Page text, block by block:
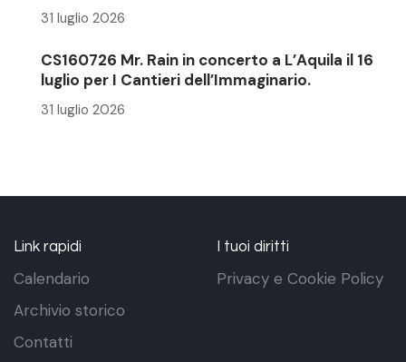
31 luglio 2026
CS160726 Mr. Rain in concerto a L’Aquila il 16
luglio per I Cantieri dell’Immaginario.
31 luglio 2026
Link rapidi
Calendario
Archivio storico
Contatti
I tuoi diritti
Privacy e Cookie Policy